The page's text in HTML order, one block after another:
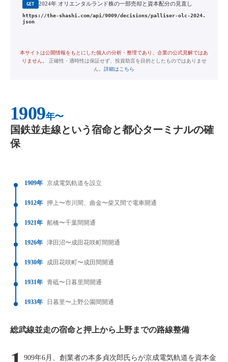
GET 2024年 オリエンタルランド株の一部売却と資本配分の見直し
https://the-shashi.com/api/9009/decisions/palliser-olc-2024.
json
本サイトは公開情報をもとにした個人の分析・整理であり、企業の公式見解ではあ
りません。
正確性・適時性は保証せず、投資助言を目的としたものではありませ
ん。 詳細はこちら
1909年〜
国鉄並走線という宿命と都心ターミナルの確
保
1909年 京成電気軌道を設立
1912年 押上〜市川間、曲金〜柴又間で電車開通
1921年 船橋〜千葉間開通
1926年 津田沼〜成田花咲町間開通
1930年 成田花咲町〜成田間開通
1931年 青砥〜日暮里間開通
1933年 日暮里〜上野公園間開通
総武線並走の宿命と押上から上野までの路線整備
909年6月、創業者の本多貞次郎氏らが京成電気軌道を資本金